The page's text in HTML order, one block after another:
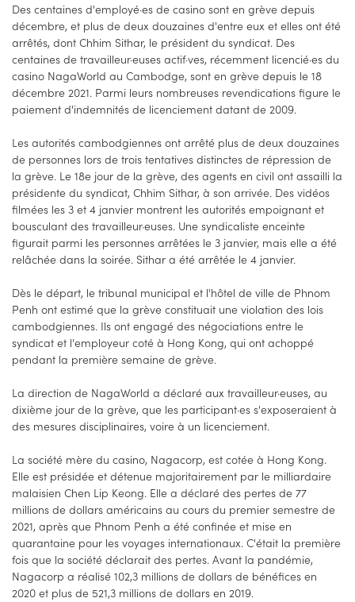
Des centaines d'employé·es de casino sont en grève depuis
décembre, et plus de deux douzaines d'entre eux et elles ont été
arrêtés, dont Chhim Sithar, le président du syndicat. Des
centaines de travailleur·euses actif·ves, récemment licencié·es du
casino NagaWorld au Cambodge, sont en grève depuis le 18
décembre 2021. Parmi leurs nombreuses revendications figure le
paiement d'indemnités de licenciement datant de 2009.
Les autorités cambodgiennes ont arrêté plus de deux douzaines
de personnes lors de trois tentatives distinctes de répression de
la grève. Le 18e jour de la grève, des agents en civil ont assailli la
présidente du syndicat, Chhim Sithar, à son arrivée. Des vidéos
filmées les 3 et 4 janvier montrent les autorités empoignant et
bousculant des travailleur·euses. Une syndicaliste enceinte
figurait parmi les personnes arrêtées le 3 janvier, mais elle a été
relâchée dans la soirée. Sithar a été arrêtée le 4 janvier.
Dès le départ, le tribunal municipal et l'hôtel de ville de Phnom
Penh ont estimé que la grève constituait une violation des lois
cambodgiennes. Ils ont engagé des négociations entre le
syndicat et l'employeur coté à Hong Kong, qui ont achoppé
pendant la première semaine de grève.
La direction de NagaWorld a déclaré aux travailleur·euses, au
dixième jour de la grève, que les participant·es s'exposeraient à
des mesures disciplinaires, voire à un licenciement.
La société mère du casino, Nagacorp, est cotée à Hong Kong.
Elle est présidée et détenue majoritairement par le milliardaire
malaisien Chen Lip Keong. Elle a déclaré des pertes de 77
millions de dollars américains au cours du premier semestre de
2021, après que Phnom Penh a été confinée et mise en
quarantaine pour les voyages internationaux. C'était la première
fois que la société déclarait des pertes. Avant la pandémie,
Nagacorp a réalisé 102,3 millions de dollars de bénéfices en
2020 et plus de 521,3 millions de dollars en 2019.